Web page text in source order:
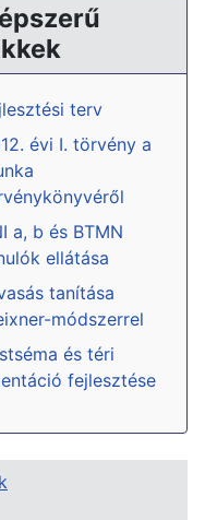
terv
évi I. törvény a
a, b és BTMN
ellátása
tanítása
módszerrel
és téri
fejlesztése